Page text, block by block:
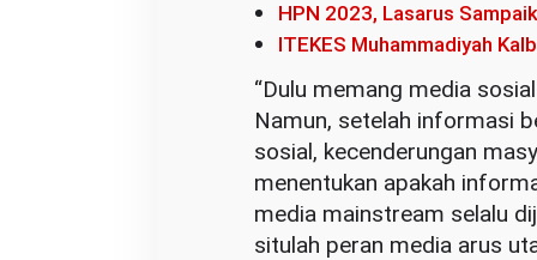
HPN 2023, Lasarus
ITEKES Muhammadiyah
“Dulu memang media
Namun, setelah informasi
sosial, kecenderungan
menentukan apakah
media mainstream selalu
situlah peran media arus